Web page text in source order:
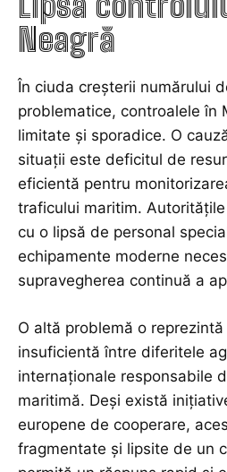
Neagră
În ciuda creșterii numărului
problematice, controalele în
limitate și sporadice. O
situații este deficitul de
eficientă pentru
traficului maritim.
cu o lipsă de personal
echipamente moderne
supravegherea continuă a
O altă problemă o
insuficientă între diferitele
internaționale responsabile
maritimă. Deși există
europene de cooperare,
fragmentate și lipsite de un